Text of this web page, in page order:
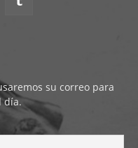
su correo para
día.